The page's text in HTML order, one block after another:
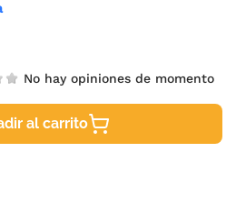
No hay opiniones de momento
al carrito